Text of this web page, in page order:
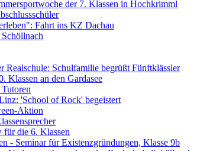
der 7. Klassen in Hochkrimml
Fahrt ins KZ Dachau
Realschule: Schulfamilie begrüßt Fünftklässler
Klassen an den Gardasee
'School of Rock' begeistert
Aktion
für die 6. Klassen
- Seminar für Existenzgründungen, Klasse 9b